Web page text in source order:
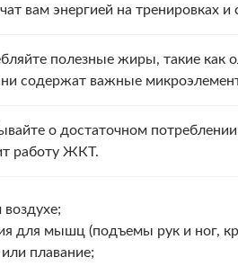
вам энергией на тренировках
полезные жиры, такие как
содержат важные
о достаточном
работу ЖКТ.
для мышц (подъемы рук и ног,
плавание;